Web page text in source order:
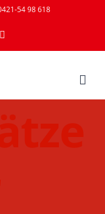
54 98 618